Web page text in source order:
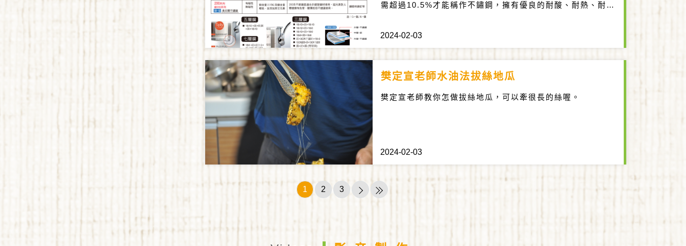
需超過10.5%才能稱作不鏽鋼，擁有優良的耐酸、耐熱、耐蝕
2024-02-03
樊定宣老師水油法拔絲地瓜
樊定宣老師教你怎做拔絲地瓜，可以牽很長的絲喔。
2024-02-03
1 2 3